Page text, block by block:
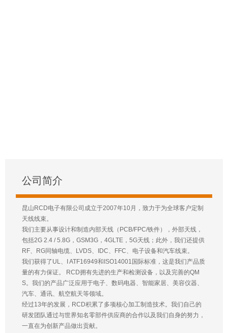
公司简介
昆山RCD电子有限公司成立于2007年10月，致力于为全球客户定制
天线线束。
我们主要从事设计和制造内部天线（PCB/FPC/铁件），外部天线，
包括2G 2.4 / 5.8G，GSM3G，4GLTE，5G天线；此外，我们还提供
RF、RG同轴电缆、LVDS、IDC、FFC、电子设备和汽车线束。
我们获得了UL、I ATF16949和ISO14001国际标准，这是我们产品质
量的有力保证。 RCD拥有先进的生产和检测设备，以及完善的QM
S。我们的产品广泛应用于电子、数码电器、智能家居、美容仪器、
汽车、通讯、航空航天等领域。
经过13年的发展，RCD积累了多项核心加工制造技术。我们自己的
研发团队通过与世界知名零部件供应商的合作以及我们自身的努力，
一直在为创新产品做出贡献。